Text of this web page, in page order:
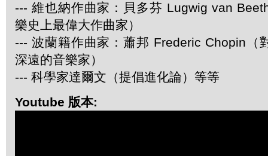
--- 維也納作曲家：貝多芬 Lugwig van
樂史上最偉大作曲家）
--- 波蘭籍作曲家：蕭邦 Frederic Chopin（
深遠的音樂家）
--- 科學家達爾文（提倡進化論）等等
Youtube 版本: